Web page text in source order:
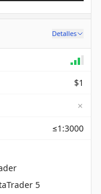
Detalles
$1
✗
≤1:3000
5